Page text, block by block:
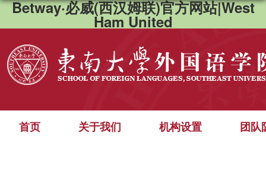
Betway·必威(西汉姆联)官方网站|West
Ham United
首页 关于我们 机构设置 团队